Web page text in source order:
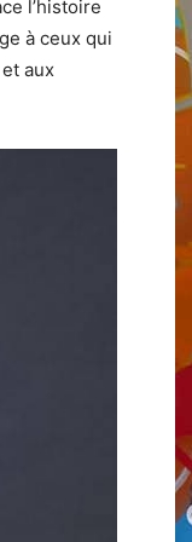
l’histoire
à ceux qui
aux